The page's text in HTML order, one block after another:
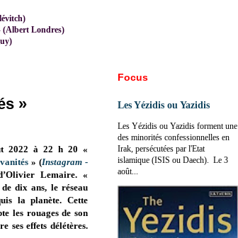
(Albert Londres)
»
2022 à 22 h 20 «
» (Instagram -
Lemaire. «
dix ans, le réseau
la planète. Cette
les rouages de son
ses effets délétères.
Focus
Les Yézidis ou Yazidis
Les Yézidis ou Yazidis forment une
des minorités confessionnelles en
Irak, persécutées par l'Etat
islamique (ISIS ou Daech). Le 3
août...